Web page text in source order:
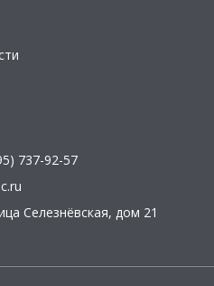
737-92-57
Селезнёвская, дом 21